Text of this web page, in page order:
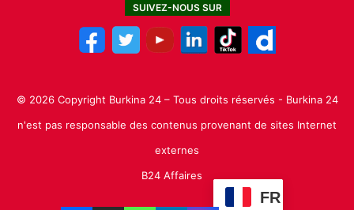
SUIVEZ-NOUS SUR
© 2026 Copyright Burkina 24 – Tous droits réservés - Burkina 24
n'est pas responsable des contenus provenant de sites Internet
externes
B24 Affaires
FR